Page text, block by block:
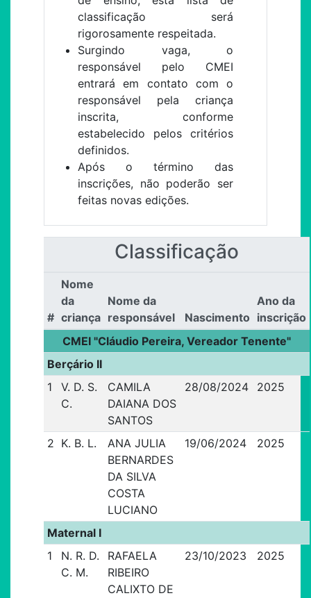
classificação será
rigorosamente respeitada.
Surgindo vaga, o
responsável pelo CMEI
entrará em contato com o
responsável pela criança
inscrita, conforme
estabelecido pelos critérios
definidos.
Após o término das
inscrições, não poderão ser
feitas novas edições.
Classificação
#
Nome
da
criança
Nome da
responsável
Nascimento
Ano da
inscrição
CMEI "Cláudio Pereira, Vereador Tenente"
Berçário II
1
V. D. S.
C.
CAMILA
DAIANA DOS
SANTOS
28/08/2024 2025
2 K. B. L.
ANA JULIA
BERNARDES
DA SILVA
COSTA
LUCIANO
19/06/2024 2025
Maternal I
1
N. R. D.
C. M.
RAFAELA
RIBEIRO
CALIXTO DE
23/10/2023 2025